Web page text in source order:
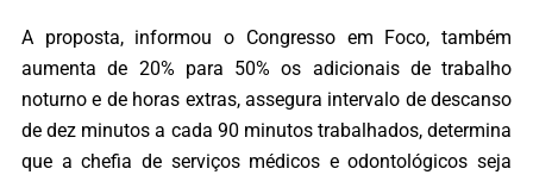
A proposta, informou o Congresso em Foco, também
aumenta de 20% para 50% os adicionais de trabalho
noturno e de horas extras, assegura intervalo de descanso
de dez minutos a cada 90 minutos trabalhados, determina
que a chefia de serviços médicos e odontológicos seja